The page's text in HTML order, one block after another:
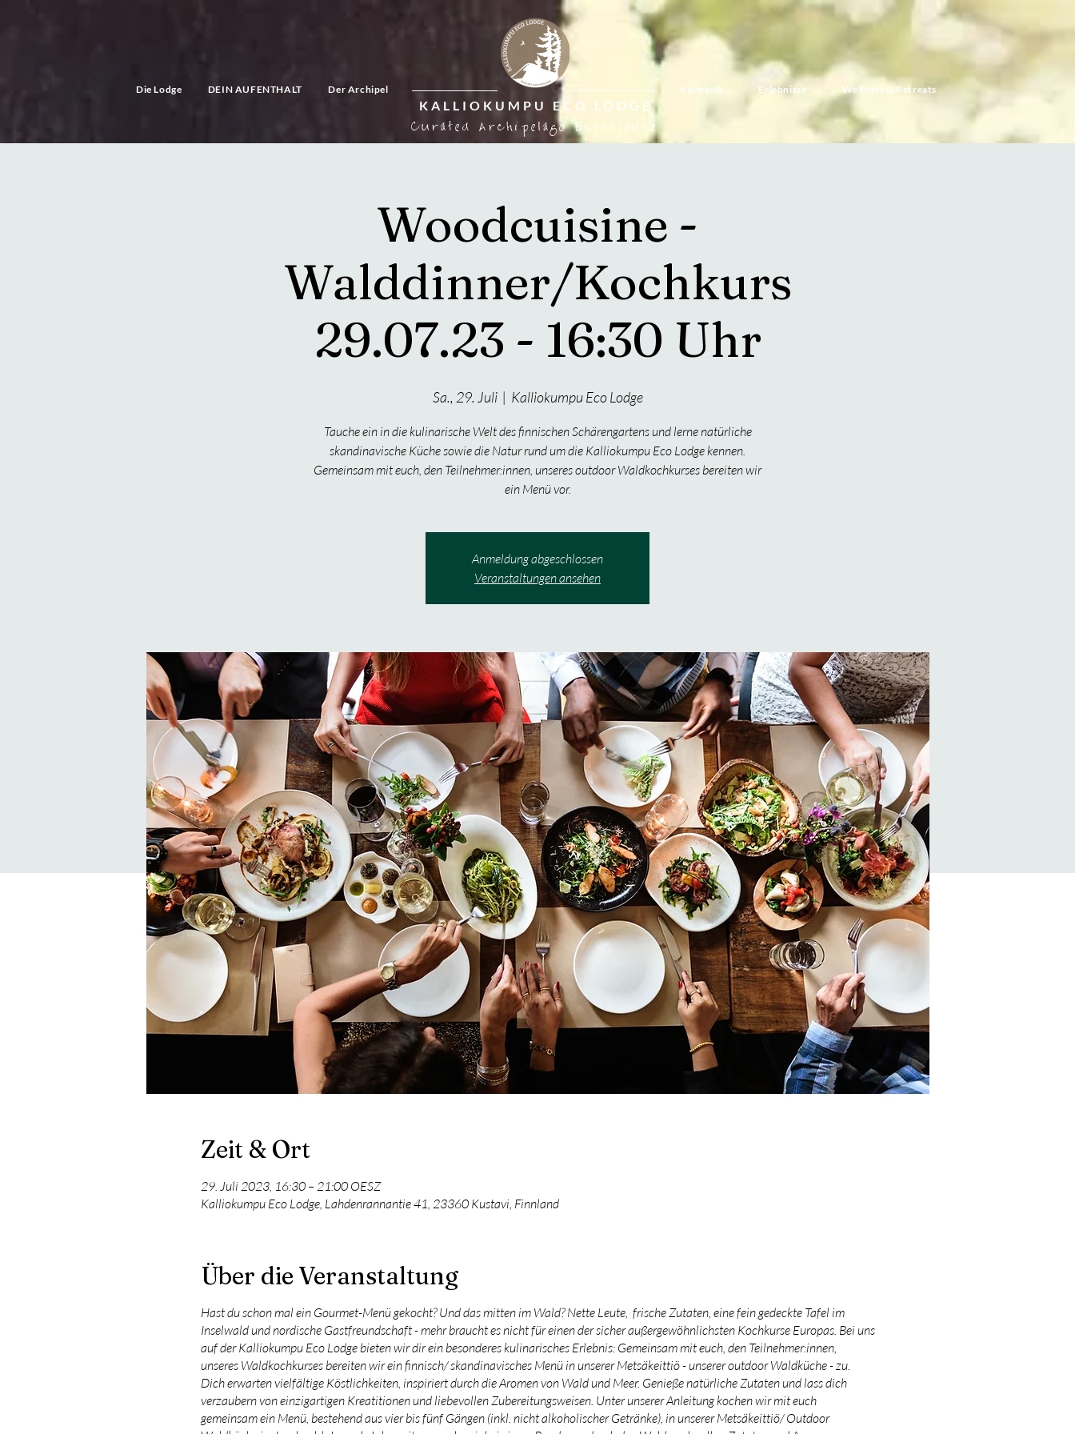
Die Lodge DEIN AUFENTHALT Der Archipel
KALLIOKUMPU ECO LODGE
Curated Archipelago Experience
Kulinarik Erlebnisse Wellness & Retreats
Woodcuisine -
Walddinner/Kochkurs
29.07.23 - 16:30 Uhr
Sa., 29. Juli
  |
Kalliokumpu Eco Lodge
Tauche ein in die kulinarische Welt des finnischen Schärengartens und lerne natürliche
skandinavische Küche sowie die Natur rund um die Kalliokumpu Eco Lodge kennen.
Gemeinsam mit euch, den Teilnehmer:innen, unseres outdoor Waldkochkurses bereiten wir
ein Menü vor.
Anmeldung abgeschlossen
Veranstaltungen ansehen
Zeit & Ort
29. Juli 2023, 16:30 – 21:00 OESZ
Kalliokumpu Eco Lodge, Lahdenrannantie 41, 23360 Kustavi, Finnland
Über die Veranstaltung
Hast du schon mal ein Gourmet-Menü gekocht? Und das mitten im Wald? Nette Leute, frische Zutaten, eine fein gedeckte Tafel im
Inselwald und nordische Gastfreundschaft - mehr braucht es nicht für einen der sicher außergewöhnlichsten Kochkurse Europas. Bei uns
auf der Kalliokumpu Eco Lodge bieten wir dir ein besonderes kulinarisches Erlebnis: Gemeinsam mit euch, den Teilnehmer:innen,
unseres Waldkochkurses bereiten wir ein finnisch/ skandinavisches Menü in unserer Metsäkeittiö - unserer outdoor Waldküche - zu.
Dich erwarten vielfältige Köstlichkeiten, inspiriert durch die Aromen von Wald und Meer. Genieße natürliche Zutaten und lass dich
verzaubern von einzigartigen Kreatitionen und liebevollen Zubereitungsweisen. Unter unserer Anleitung kochen wir mit euch
gemeinsam ein Menü, bestehend aus vier bis fünf Gängen (inkl. nicht alkoholischer Getränke), in unserer Metsäkeittiö/ Outdoor